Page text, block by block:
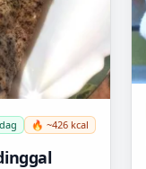
🔥 ~426 kcal